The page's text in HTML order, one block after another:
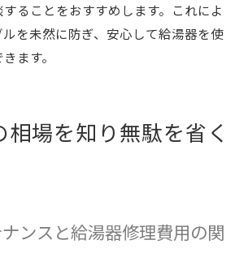
ることをおすすめします。これによ
を未然に防ぎ、安心して給湯器を使
ます。
場を知り無駄を省く
ンスと給湯器修理費用の関